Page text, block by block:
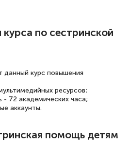
5 уровня
2026
за курс
и литературе". Много
по сестринской
данный курс повышения
ресурсов;
- 72 академических часа;
аккаунты.
помощь детям